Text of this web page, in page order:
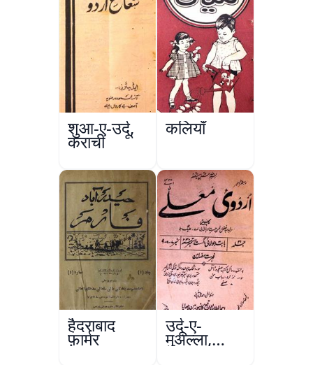
शुआ-ए-उर्दू,
कराची
कलियाँ
हैदराबाद
फ़ार्मर
उर्दू-ए-
मुअल्ला,
कानपुर